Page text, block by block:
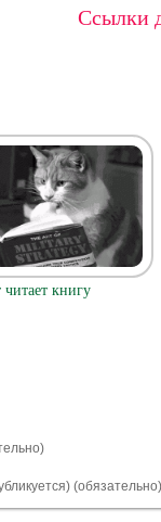
Ссылки
читает книгу
(обязательно)